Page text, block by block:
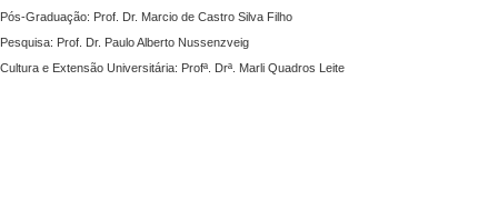
Pós-Graduação: Prof. Dr. Marcio de Castro Silva Filho
Pesquisa: Prof. Dr. Paulo Alberto Nussenzveig
Cultura e Extensão Universitária: Profª. Drª. Marli Quadros Leite